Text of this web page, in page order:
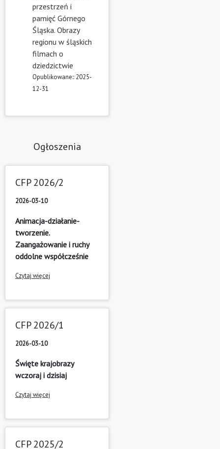
przestrzeń i
pamięć Górnego
Śląska. Obrazy
regionu w śląskich
filmach o
dziedzictwie
Opublikowane:: 2025-
12-31
Ogłoszenia
CFP 2026/2
2026-03-10
Animacja-działanie-
tworzenie.
Zaangażowanie i ruchy
oddolne współcześnie
Czytaj więcej
CFP 2026/1
2026-03-10
Święte krajobrazy
wczoraj i dzisiaj
Czytaj więcej
CFP 2025/2